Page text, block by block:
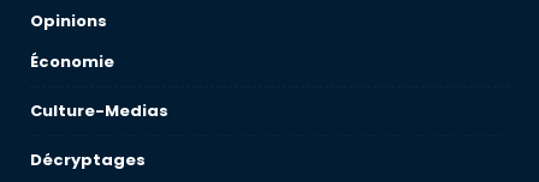
Opinions
Économie
Culture-Medias
Décryptages